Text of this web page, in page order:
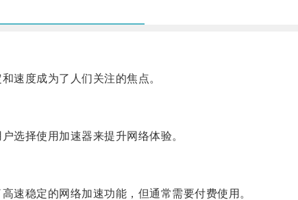
度成为了人们关注的焦点。
择使用加速器来提升网络体验。
稳定的网络加速功能，但通常需要付费使用。